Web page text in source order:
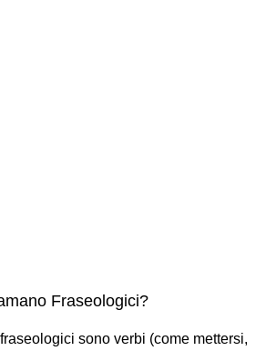
Fraseologici?
sono verbi (come mettersi,